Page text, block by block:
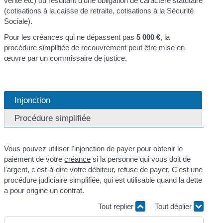
(cotisations à la caisse de retraite, cotisations à la Sécurité
Sociale).
Pour les créances qui ne dépassent pas5 000 €, la
procédure simplifiée de recouvrement peut être mise en
œuvre par un commissaire de justice.
Injonction
Procédure simplifiée
Vous pouvez utiliser l'injonction de payer pour obtenir le
paiement de votrecréance si la personne qui vous doit de
l'argent, c'est-à-dire votredébiteur, refuse de payer. C'est une
procédure judiciaire simplifiée, qui est utilisable quand la dette
a pour origine un contrat.
Tout replier
Tout déplier